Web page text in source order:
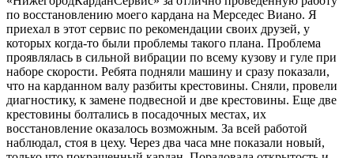
по восстановлению моего кардана на Мерседес Виано. Я
приехал в этот сервис по рекомендации своих друзей, у
которых когда-то были проблемы такого плана. Проблема
проявлялась в сильной вибрации по всему кузову и гуле при
наборе скорости. Ребята подняли машину и сразу показали,
что на карданном валу разбиты крестовины. Сняли, провели
диагностику, к замене подвесной и две крестовины. Еще две
крестовины болтались в посадочных местах, их
восстановление оказалось возможным. За всей работой
наблюдал, стоя в цеху. Через два часа мне показали новый,